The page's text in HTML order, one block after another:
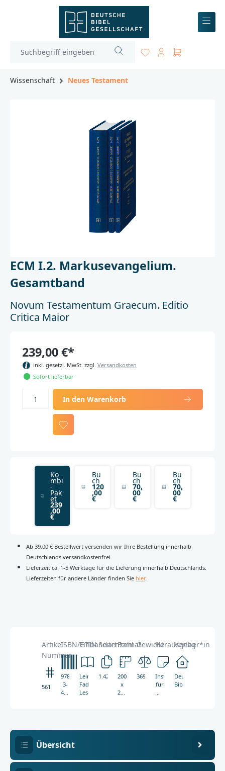
Wissenschaft Neues Testament
ECM I.2. Markusevangelium.
Gesamtband
Novum Testamentum Graecum. Editio
Critica Maior
239,00 €*
inkl. gesetzl. MwSt. zzgl. Versandkosten
Sofort lieferbar
In den Warenkorb
Ko
mbi
-
Pak
et
239
,00
€
Bu
ch
120
,00
€
Bu
ch
70,
00
€
Bu
ch
70,
00
€
Ab 39,00 € Bestellwert versenden wir Ihre Bestellung innerhalb
Deutschlands versandkostenfrei.
Lieferzeit ca. 1-5 Werktage für die Lieferung innerhalb Deutschlands.
Lieferzeiten für andere Länder finden Sie hier.
Artikel-
Nummer
5618
ISBN/GTIN
978-
3-
438-
Einbandart
Leineneinband,
Fadenheftung,
Leseband
Seitenzahl
1.426
Format
200
x
275
Gewicht
3694g
Herausgeber*in
Institut
für
Neutestamentliche
Verlag
Deutsche
Bibelgesellschaft
Übersicht